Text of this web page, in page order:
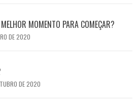
MOMENTO PARA COMEÇAR?
DE 2020
DE 2020